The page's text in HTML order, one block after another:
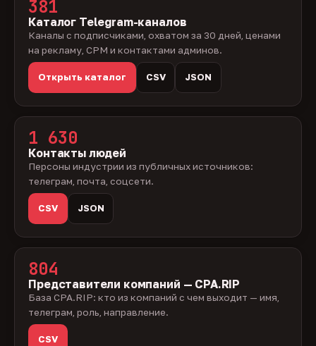
381
Каталог Telegram-каналов
Каналы с подписчиками, охватом за 30 дней, ценами
на рекламу, CPM и контактами админов.
Открыть каталог CSV JSON
1 630
Контакты людей
Персоны индустрии из публичных источников:
телеграм, почта, соцсети.
CSV JSON
804
Представители компаний — CPA.RIP
База CPA.RIP: кто из компаний с чем выходит — имя,
телеграм, роль, направление.
CSV